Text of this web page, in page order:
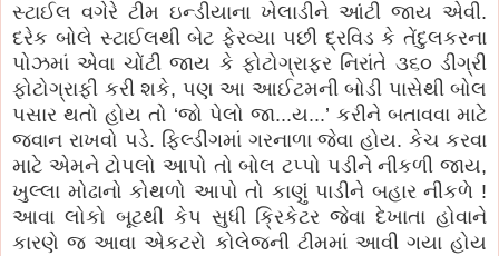
સ્ટાઈલ વગેરે ટીમ ઇન્ડીયાના ખેલાડીને આંટી જાય એવી.
દરેક બોલે સ્ટાઈલથી બેટ ફેરવ્યા પછી દ્રવિડ કે તેંદુલકરના
પોઝમાં એવા ચોંટી જાય કે ફોટોગ્રાફર નિરાંતે ૩૬૦ ડીગ્રી
ફોટોગ્રાફી કરી શકે, પણ આ આઈટમની બોડી પાસેથી બોલ
પસાર થતો હોય તો ‘જો પેલો જા...ય...’ કરીને બતાવવા માટે
જવાન રાખવો પડે. ફિલ્ડીંગમાં ગરનાળા જેવા હોય. કેચ કરવા
માટે એમને ટોપલો આપો તો બોલ ટપ્પો પડીને નીકળી જાય,
ખુલ્લા મોઢાનો કોથળો આપો તો કાણું પાડીને બહાર નીકળે !
આવા લોકો બૂટથી કેપ સુધી ક્રિકેટર જેવા દેખાતા હોવાને
કારણે જ આવા એકટરો કોલેજની ટીમમાં આવી ગયા હોય